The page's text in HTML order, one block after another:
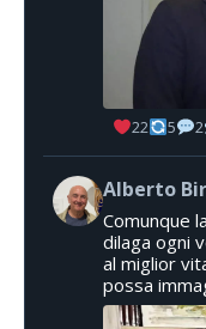
22 5 2
Alberto
Comunque
dilaga ogni
al miglior
possa